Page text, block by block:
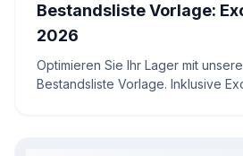
Bestandsliste Vorlage:
2026
Optimieren Sie Ihr Lager mit
Bestandsliste Vorlage. Inklusive